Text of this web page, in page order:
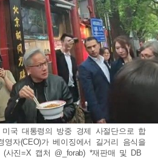
국 대통령의 방중 경제 사절단으로 합
자(CEO)가 베이징에서 길거리 음식을
사진=X 캡처 @_forab) *재판매 및 DB